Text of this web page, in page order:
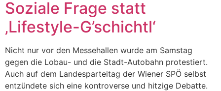
Soziale Frage statt
‚Lifestyle-G’schichtl‘
Nicht nur vor den Messehallen wurde am Samstag
gegen die Lobau- und die Stadt-Autobahn protestiert.
Auch auf dem Landesparteitag der Wiener SPÖ selbst
entzündete sich eine kontroverse und hitzige Debatte.